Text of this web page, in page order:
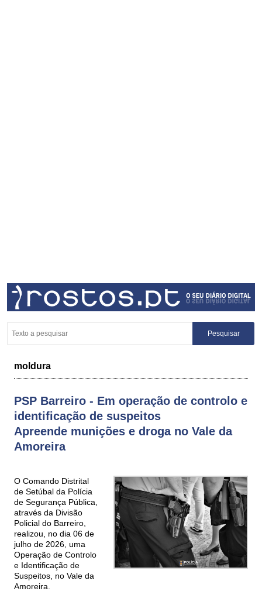
moldura
PSP Barreiro - Em operação de controlo e
identificação de suspeitos
Apreende munições e droga no Vale da
Amoreira
O Comando Distrital
de Setúbal da Polícia
de Segurança Pública,
através da Divisão
Policial do Barreiro,
realizou, no dia 06 de
julho de 2026, uma
Operação de Controlo
e Identificação de
Suspeitos, no Vale da
Amoreira.